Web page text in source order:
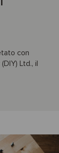
con
Ltd., il